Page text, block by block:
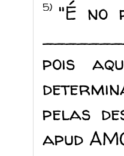
5) "É no
pois
pelas
apud